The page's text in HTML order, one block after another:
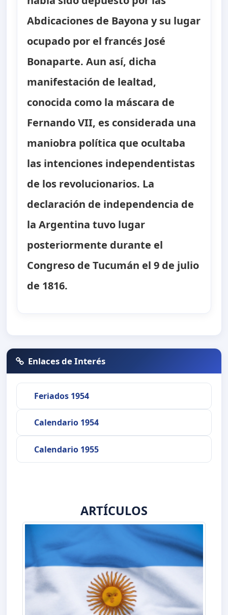
Abdicaciones de Bayona y su lugar
ocupado por el francés José
Bonaparte. Aun así, dicha
manifestación de lealtad,
conocida como la máscara de
Fernando VII, es considerada una
maniobra política que ocultaba
las intenciones independentistas
de los revolucionarios. La
declaración de independencia de
la Argentina tuvo lugar
posteriormente durante el
Congreso de Tucumán el 9 de julio
de 1816.
Enlaces de Interés
Feriados 1954
Calendario 1954
Calendario 1955
ARTÍCULOS